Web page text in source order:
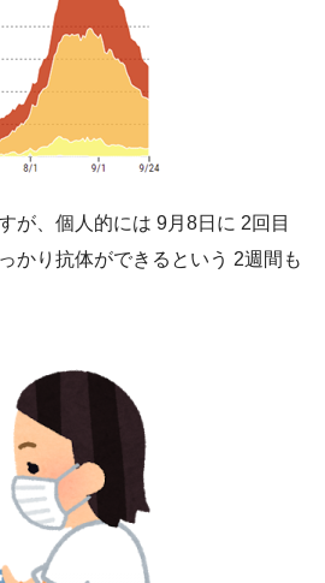
が、個人的には 9月8日に 2回目
かり抗体ができるという 2週間も